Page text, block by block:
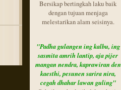
Bersikap bertingkah laku baik
dengan tujuan menjaga
melestarikan alam seisinya.
"Padha gulangen ing kalbu, ing
sasmita amrih lantip,aja pijer
mangan nendra,kaprawiran den
kaesthi, pesunen sarira nira,
cegah dhahar lawan guling"